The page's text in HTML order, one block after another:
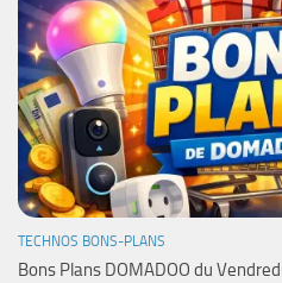
TECHNOS BONS-PLANS
Bons Plans DOMADOO du